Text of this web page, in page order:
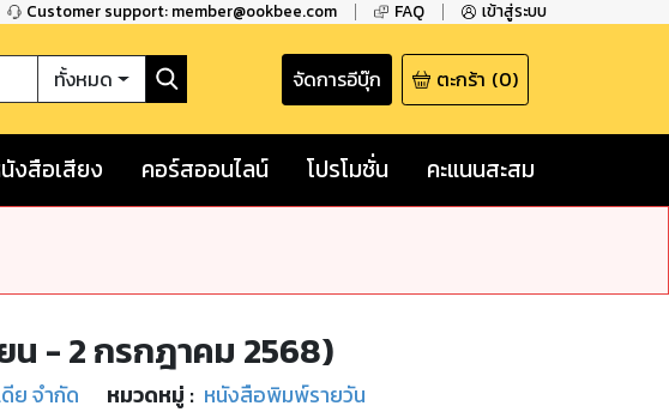
Customer support: member@ookbee.com FAQ เข้าสู่ระบบ
ทั้งหมด จัดการอีบุ๊ก ตะกร้า (0)
งสือเสียง คอร์สออนไลน์ โปรโมชั่น คะแนนสะสม
น - 2 กรกฎาคม 2568)
ย จำกัด หมวดหมู่ : หนังสือพิมพ์รายวัน